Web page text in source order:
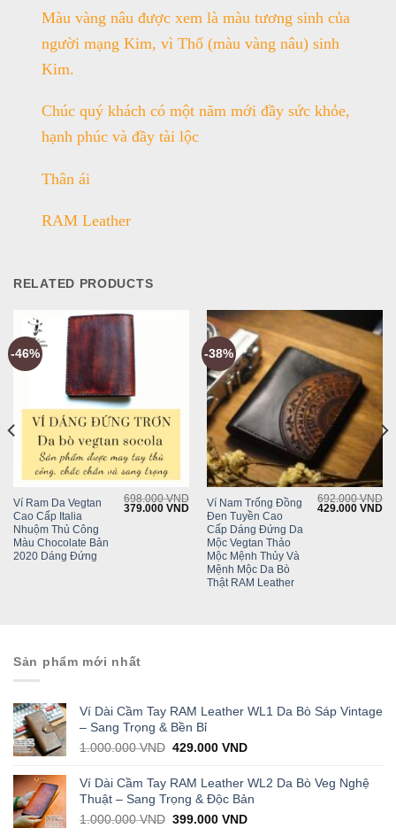
Màu vàng nâu được xem là màu tương sinh của
người mạng Kim, vì Thổ (màu vàng nâu) sinh
Kim.
Chúc quý khách có một năm mới đầy sức khỏe,
hạnh phúc và đầy tài lộc
Thân ái
RAM Leather
RELATED PRODUCTS
-46%
Ví Ram Da Vegtan
Cao Cấp Italia
Nhuộm Thủ Công
Màu Chocolate Bản
2020 Dáng Đứng
698.000VND
Original
379.000VNDCurrent
price
379.000 VND.
-38%
Ví Nam Trống Đồng
Đen Tuyền Cao
Cấp Dáng Đứng Da
Mộc Vegtan Thảo
Mộc Mệnh Thủy Và
Mệnh Mộc Da Bò
Thật RAM Leather
692.000VND
Original
429.000VND
VND.
Sản phẩm mới nhất
Ví Dài Cầm Tay RAM Leather WL1 Da Bò Sáp Vintage
– Sang Trọng & Bền Bỉ
1.000.000VND Original
was:
1.000.000 VND.
429.000VNDCurrent
is:
429.000 VND.
Ví Dài Cầm Tay RAM Leather WL2 Da Bò Veg Nghệ
Thuật – Sang Trọng & Độc Bản
1.000.000VND Original
399.000VNDCurrent